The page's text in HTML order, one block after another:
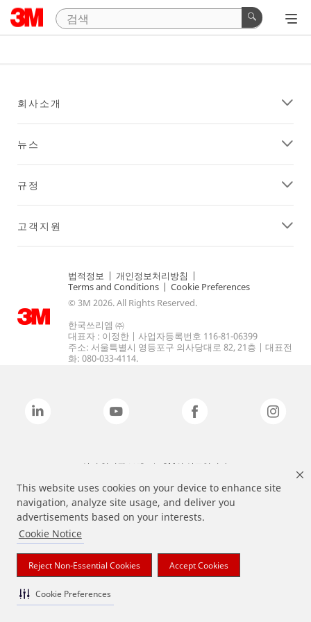
This website uses cookies on your device to enhance site
navigation, analyze site usage, and deliver you
advertisements based on your interests.
Cookie Notice
Reject Non-Essential Cookies Accept Cookies
Cookie Preferences
회사소개
뉴스
규정
고객지원
법적정보 | 개인정보처리방침 |
Terms and Conditions | Cookie Preferences
© 3M 2026. All Rights Reserved.
한국쓰리엠 ㈜
대표자 : 이정한 | 사업자등록번호 116-81-06399
주소: 서울특별시 영등포구 의사당대로 82, 21층 | 대표전
화: 080-033-4114.
상기 열거된 브랜드는 3M의 상표입니다.